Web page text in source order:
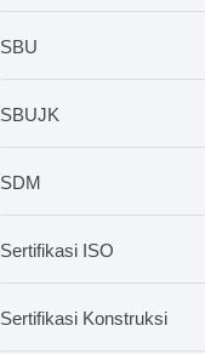
SBU
SBUJK
SDM
Sertifikasi ISO
Sertifikasi Konstruksi